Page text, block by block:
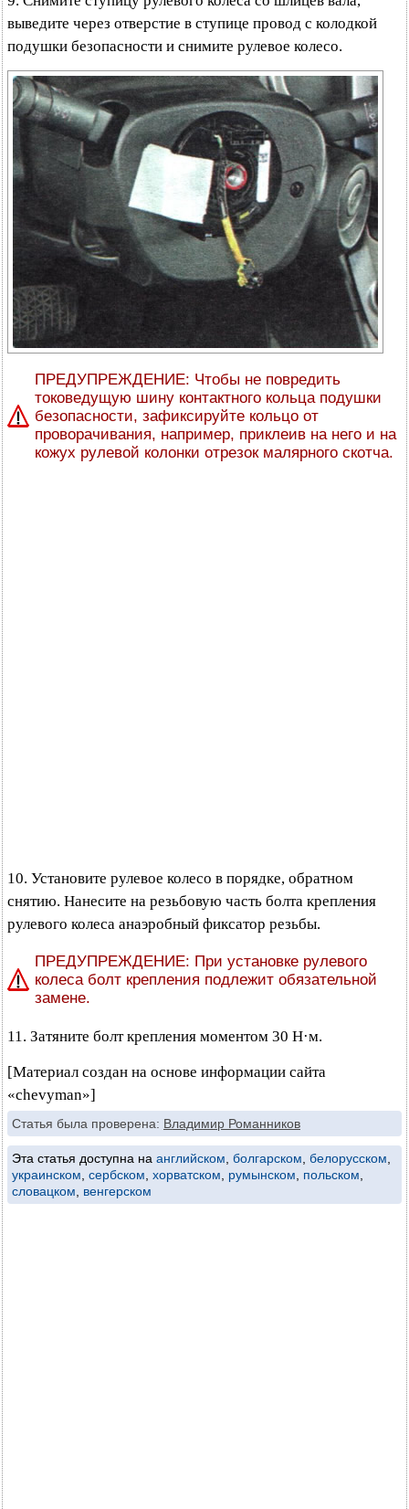
выведите через отверстие в ступице провод с колодкой
подушки безопасности и снимите рулевое колесо.
ПРЕДУПРЕЖДЕНИЕ: Чтобы не повредить
токоведущую шину контактного кольца подушки
безопасности, зафиксируйте кольцо от
проворачивания, например, приклеив на него и на
кожух рулевой колонки отрезок малярного скотча.
10. Установите рулевое колесо в порядке, обратном
снятию. Нанесите на резьбовую часть болта крепления
рулевого колеса анаэробный фиксатор резьбы.
ПРЕДУПРЕЖДЕНИЕ: При установке рулевого
колеса болт крепления подлежит обязательной
замене.
11. Затяните болт крепления моментом 30 Н·м.
[Материал создан на основе информации сайта
«chevyman»]
Статья была проверена: Владимир Романников
Эта статья доступна на английском болгарском белорусском
украинском сербском хорватском румынском польском
словацком
венгерском